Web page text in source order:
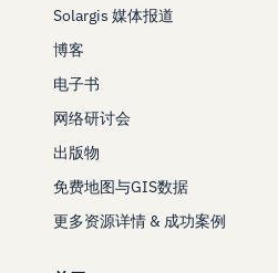
Solargis 媒体报道
博客
电子书
网络研讨会
出版物
免费地图与GIS数据
更多资源详情 & 成功案例